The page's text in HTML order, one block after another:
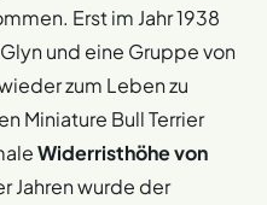
Erst im Jahr 1938
und eine Gruppe von
zum Leben zu
Miniature Bull Terrier
Widerristhöhe von
Jahren wurde der